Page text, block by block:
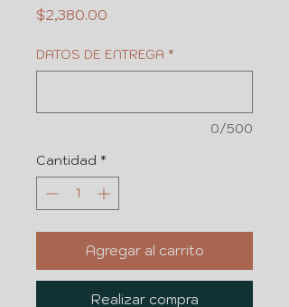
$2,380.00
DATOS DE ENTREGA *
0/500
Cantidad *
Agregar al carrito
Realizar compra